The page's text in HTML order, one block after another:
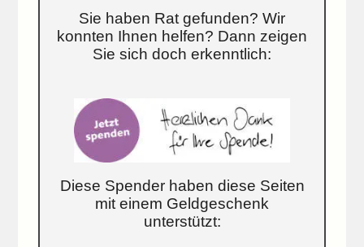
Sie haben Rat gefunden? Wir
konnten Ihnen helfen? Dann zeigen
Sie sich doch erkenntlich:
Diese Spender haben diese Seiten
mit einem Geldgeschenk
unterstützt: